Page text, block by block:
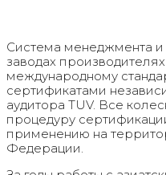
Система менеджмента и
заводах производителях
международному
сертификатами
аудитора TUV. Все
процедуру
применению на
Федерации.